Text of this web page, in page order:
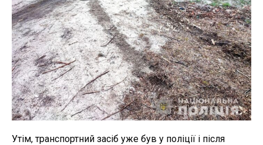
Утім, транспортний засіб уже був у поліції і після